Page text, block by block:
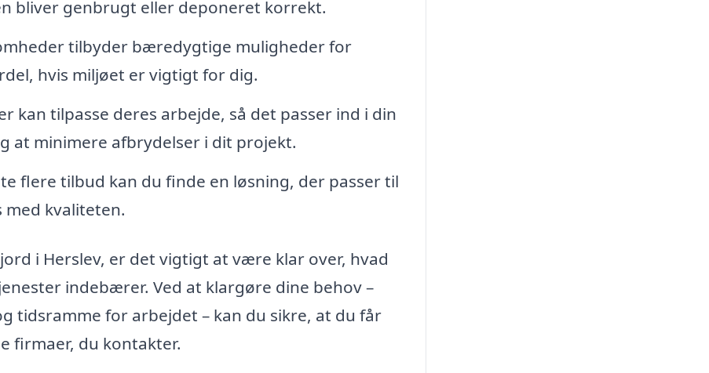
bliver genbrugt eller deponeret korrekt.
tilbyder bæredygtige muligheder for
hvis miljøet er vigtigt for dig.
kan tilpasse deres arbejde, så det passer ind i din
at minimere afbrydelser i dit projekt.
flere tilbud kan du finde en løsning, der passer til
kvaliteten.
i Herslev, er det vigtigt at være klar over, hvad
indebærer. Ved at klargøre dine behov –
tidsramme for arbejdet – kan du sikre, at du får
firmaer, du kontakter.